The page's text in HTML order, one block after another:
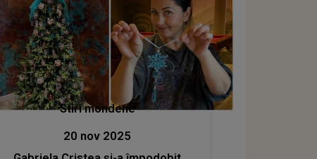
Stiri mondene
20 nov 2025